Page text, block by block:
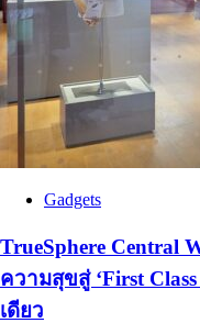
Gadgets
TrueSphere Central
ความสุขสู่ ‘First
เดียว